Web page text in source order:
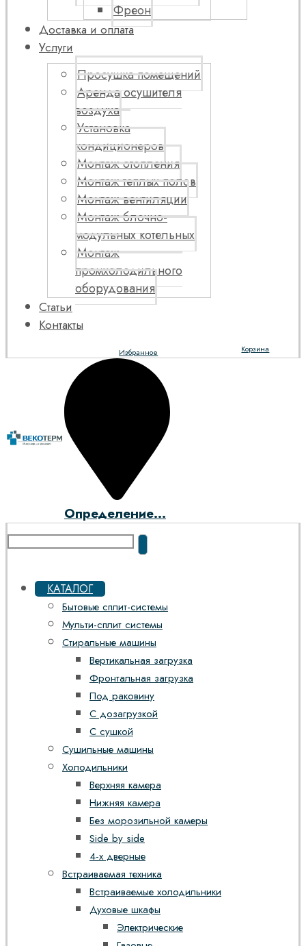
Фреон
Доставка и оплата
Услуги
Просушка помещений
Аренда осушителя
воздуха
Установка
кондиционеров
Монтаж отопления
Монтаж теплых полов
Монтаж вентиляции
Монтаж блочно-
модульных котельных
Монтаж
промхолодильного
оборудования
Статьи
Контакты
Корзина
Избранное
Определение...
КАТАЛОГ
Бытовые сплит-системы
Мульти-сплит системы
Стиральные машины
Вертикальная загрузка
Фронтальная загрузка
Под раковину
С дозагрузкой
С сушкой
Сушильные машины
Холодильники
Верхняя камера
Нижняя камера
Без морозильной камеры
Side by side
4-х дверные
Встраиваемая техника
Встраиваемые холодильники
Духовые шкафы
Электрические